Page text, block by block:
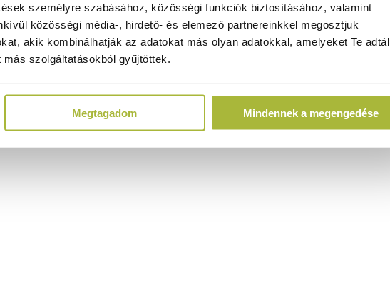
személyre szabásához, közösségi funkciók biztosításához, valamint
közösségi média-, hirdető- és elemező partnereinkkel megosztjuk
akik kombinálhatják az adatokat más olyan adatokkal, amelyeket Te adtál
szolgáltatásokból gyűjtöttek.
Megtagadom Mindennek a megengedése